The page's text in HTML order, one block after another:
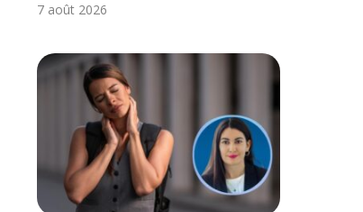
7 août 2026